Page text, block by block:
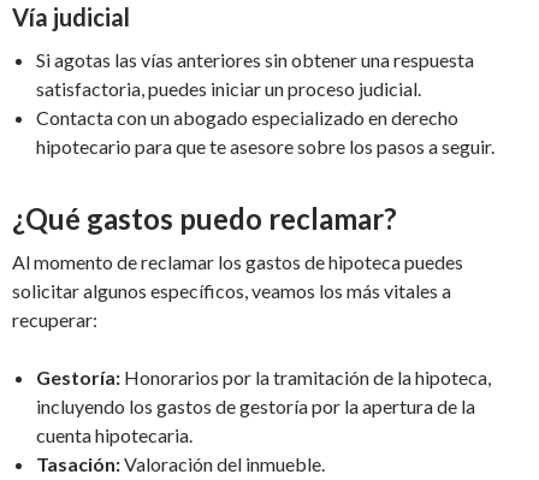
Vía judicial
Si agotas las vías anteriores sin obtener una respuesta
satisfactoria, puedes iniciar un proceso judicial.
Contacta con un abogado especializado en derecho
hipotecario para que te asesore sobre los pasos a seguir.
¿Qué gastos puedo reclamar?
Al momento de reclamar los gastos de hipoteca puedes
solicitar algunos específicos, veamos los más vitales a
recuperar:
Gestoría: Honorarios por la tramitación de la hipoteca,
incluyendo los gastos de gestoría por la apertura de la
cuenta hipotecaria.
Tasación:Valoración del inmueble.